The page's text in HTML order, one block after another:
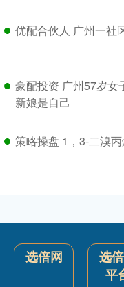
优配合伙人 广州一社
豪配投资 广州57岁女
新娘是自己
策略操盘 1，3-二溴
选倍网
选
平